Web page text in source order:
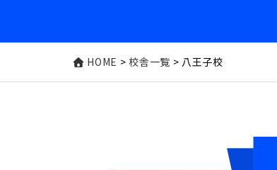
HOME >校舎一覧 > 八王子校